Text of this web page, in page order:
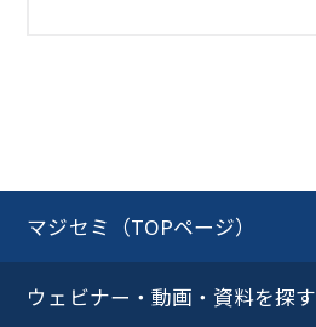
マジセミ（TOPページ）
ウェビナー・動画・資料を探す